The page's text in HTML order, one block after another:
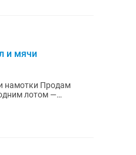
и мячи
намотки Продам
лотом —